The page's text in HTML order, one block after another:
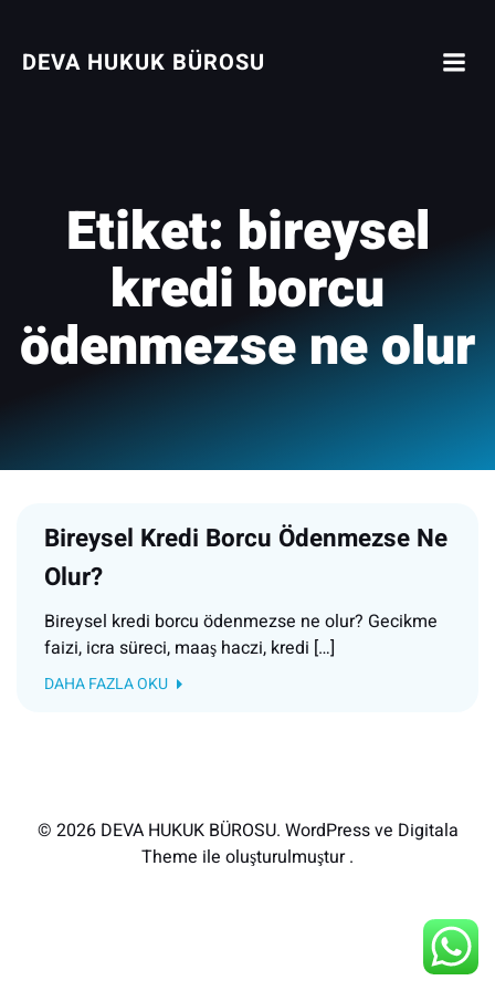
DEVA HUKUK BÜROSU
Etiket: bireysel
kredi borcu
ödenmezse ne olur
Bireysel Kredi Borcu Ödenmezse Ne
Olur?
Bireysel kredi borcu ödenmezse ne olur? Gecikme
faizi, icra süreci, maaş haczi, kredi […]
DAHA FAZLA OKU
© 2026 DEVA HUKUK BÜROSU. WordPress ve Digitala
Theme ile oluşturulmuştur .